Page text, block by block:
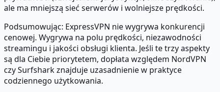
ale ma mniejszą sieć serwerów i wolniejsze prędkości.
Podsumowując: ExpressVPN nie wygrywa konkurencji
cenowej. Wygrywa na polu prędkości, niezawodności
streamingu i jakości obsługi klienta. Jeśli te trzy aspekty
są dla Ciebie priorytetem, dopłata względem NordVPN
czy Surfshark znajduje uzasadnienie w praktyce
codziennego użytkowania.